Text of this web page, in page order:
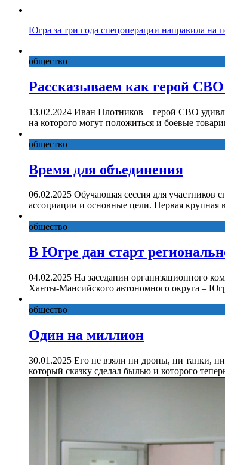
Югра за три года спецоперации направила
общество
Рассказываем как герой
13.02.2024 Иван Плотников – герой СВО
на которого могут положиться и боевые
общество
Время для объединения
06.02.2025 Обучающая сессия для участников
ассоциации и основные цели. Первая крупная
общество
В Югре дан старт
04.02.2025 На заседании организационного
Ханты-Мансийского автономного округа –
общество
Один на миллион
30.01.2025 Его не взяли ни дроны, ни танки,
который сказку сделал былью и которого